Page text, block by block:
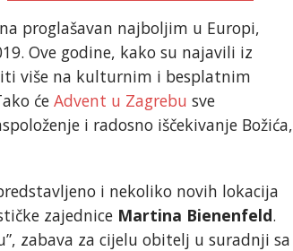
proglašavan najboljim u Europi,
Ove godine, kako su najavili iz
više na kulturnim i besplatnim
će Advent u Zagrebu sve
i radosno iščekivanje Božića,
i nekoliko novih lokacija
zajednice Martina Bienenfeld.
zabava za cijelu obitelj u suradnji sa